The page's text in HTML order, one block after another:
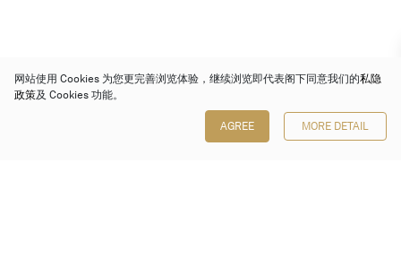
网站使用 Cookies 为您更完善浏览体验，继续浏览即代表阁下同意我们的私隐
政策及 Cookies 功能。
AGREE MORE DETAIL